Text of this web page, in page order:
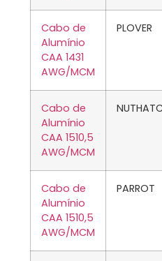
Cabo de
Alumínio
CAA 1431
AWG/MCM
PLOVER
Cabo de
Alumínio
CAA 1510,5
AWG/MCM
Cabo de
Alumínio
CAA 1510,5
AWG/MCM
PARROT